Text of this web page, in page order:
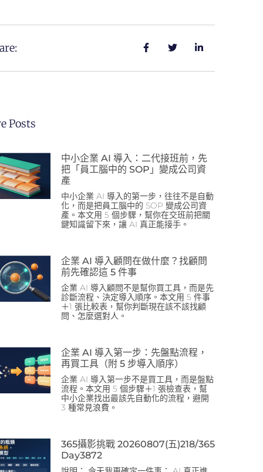
Posts
中小企業 AI 導入：二代接班前，先
把「員工腦中的 SOP」變成公司資
產
中小企業 AI 導入的第一步，往往不是自動
化，而是把員工腦中的 SOP 變成公司資
產。本文用 5 個步驟，幫你在交班前把關
鍵知識留下來，讓 AI 真正能接手。
企業 AI 導入顧問在做什麼？找顧問
前先確認這 5 件事
企業 AI 導入顧問不是幫你買工具，而是先
診斷流程、決定導入順序。本文用 5 件事
＋1 張比較表，幫你判斷現在該不該找顧
問、怎麼選對人。
企業 AI 導入第一步：先盤點流程，
再買工具（附 5 步導入順序）
企業 AI 導入第一步不是買工具，而是盤點
流程。本文用 5 個步驟＋1 張檢查表，幫
中小企業找出最該先自動化的流程，避開
3 種常見浪費。
365攝影挑戰 20260807(五)218/365
Day3872